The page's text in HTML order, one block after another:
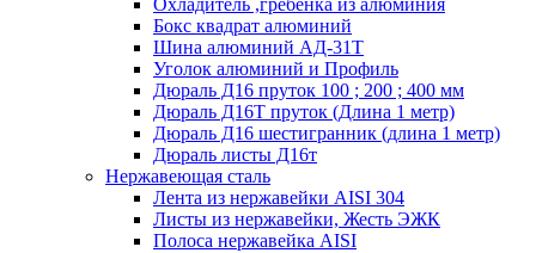
Охладитель ,гребенка из алюминия
Бокс квадрат алюминий
Шина алюминий АД-31Т
Уголок алюминий и Профиль
Дюраль Д16 пруток 100 ; 200 ; 400 мм
Дюраль Д16Т пруток (Длина 1 метр)
Дюраль Д16 шестигранник (длина 1 метр)
Дюраль листы Д16т
Нержавеющая сталь
Лента из нержавейки AISI 304
Листы из нержавейки, Жесть ЭЖК
Полоса нержавейка АISI